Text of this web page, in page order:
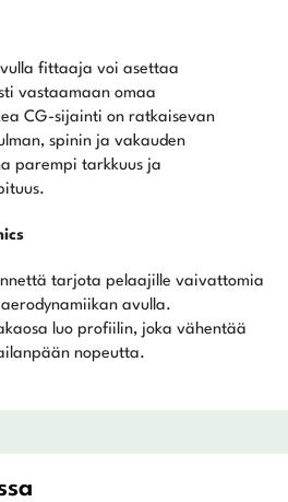
fittaaja voi asettaa
vastaamaan omaa
CG-sijainti on ratkaisevan
spinin ja vakauden
parempi tarkkuus ja
tarjota pelaajille vaivattomia
avulla.
luo profiilin, joka vähentää
nopeutta.